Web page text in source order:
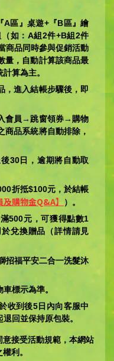
A區』桌遊+『B區』繪
如：A組2件+B組2件
商品同時參與促銷活動
量，自動計算該商品最
算為主。
，進入結帳步驟後，即
會員→跳窗領券→購物
品系統將自動排除，
30日，逾期將自動取
折抵$100元，於結帳
購物金Q&A】
）。
500元，可獲得點數1
兌換贈品（詳情請見
招福平安二合一洗髮沐
標示為準。
收到後5日內向客服中
回並保持原包裝。
接受活動規範，本網站
利。